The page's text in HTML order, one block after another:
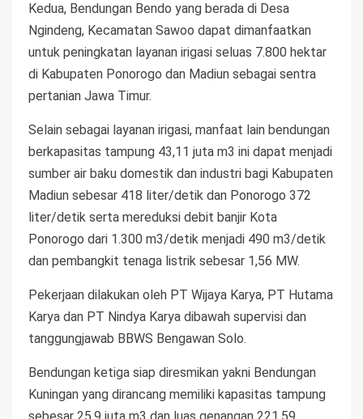
Kedua, Bendungan Bendo yang berada di Desa
Ngindeng, Kecamatan Sawoo dapat dimanfaatkan
untuk peningkatan layanan irigasi seluas 7.800 hektar
di Kabupaten Ponorogo dan Madiun sebagai sentra
pertanian Jawa Timur.
Selain sebagai layanan irigasi, manfaat lain bendungan
berkapasitas tampung 43,11 juta m3 ini dapat menjadi
sumber air baku domestik dan industri bagi Kabupaten
Madiun sebesar 418 liter/detik dan Ponorogo 372
liter/detik serta mereduksi debit banjir Kota
Ponorogo dari 1.300 m3/detik menjadi 490 m3/detik
dan pembangkit tenaga listrik sebesar 1,56 MW.
Pekerjaan dilakukan oleh PT Wijaya Karya, PT Hutama
Karya dan PT Nindya Karya dibawah supervisi dan
tanggungjawab BBWS Bengawan Solo.
Bendungan ketiga siap diresmikan yakni Bendungan
Kuningan yang dirancang memiliki kapasitas tampung